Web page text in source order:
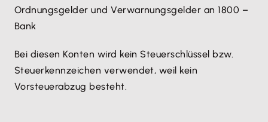
Ordnungsgelder und Verwarnungsgelder an 1800 –
Bank
Bei diesen Konten wird kein Steuerschlüssel bzw.
Steuerkennzeichen verwendet, weil kein
Vorsteuerabzug besteht.